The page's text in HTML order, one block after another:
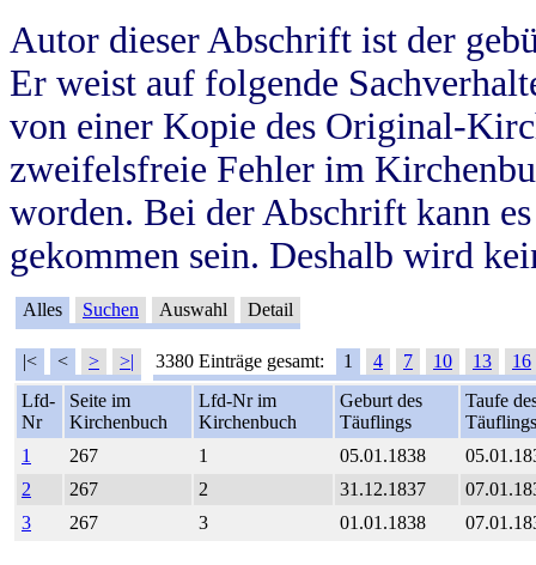
Autor dieser Abschrift ist der
Er weist auf folgende
von einer Kopie des Original-
zweifelsfreie Fehler im
worden. Bei der Abschrift kann
gekommen sein. Deshalb wird
Alles Suchen Auswahl Detail
|< < > >| 3380 Einträge gesamt: 1 4 7 10 13
16
Lfd-
Nr
Seite im
Kirchenbuch
Lfd-Nr im
Kirchenbuch
Geburt des
Täuflings
Taufe
Täuflings
1
267 1 05.01.1838
2
267 2 31.12.1837
3
267 3 01.01.1838